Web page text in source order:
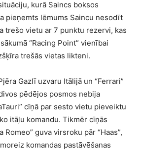
kurā Saincs boksos
pieņemts lēmums Saincu nesodīt
trešo vietu ar 7 punktu rezervi, kas
“Racing Point” vienībai
trešās vietas likteni.
Gazlī uzvaru Itālijā un “Ferrari”
pēdējos posmos nebija
cīņā par sesto vietu pieveiktu
itāļu komandu. Tikmēr cīņās
Romeo” guva virsroku pār “Haas”,
komandas pastāvēšanas